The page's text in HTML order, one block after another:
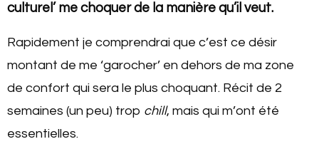
culturel’ me choquer de la manière qu’il veut.
Rapidement je comprendrai que c’est ce désir
montant de me ‘garocher’ en dehors de ma zone
de confort qui sera le plus choquant. Récit de 2
semaines (un peu) trop chill, mais qui m’ont été
essentielles.